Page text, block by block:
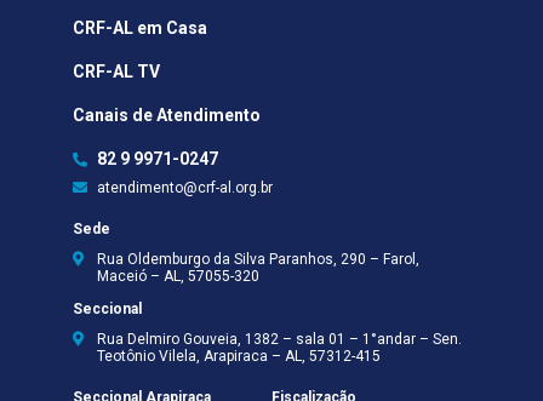
CRF-AL em Casa
CRF-AL TV
Canais de Atendimento
82 9 9971-0247
atendimento@crf-al.org.br
Sede
Rua Oldemburgo da Silva Paranhos, 290 – Farol,
Maceió – AL, 57055-320
Seccional
Rua Delmiro Gouveia, 1382 – sala 01 – 1°andar – Sen.
Teotônio Vilela, Arapiraca – AL, 57312-415